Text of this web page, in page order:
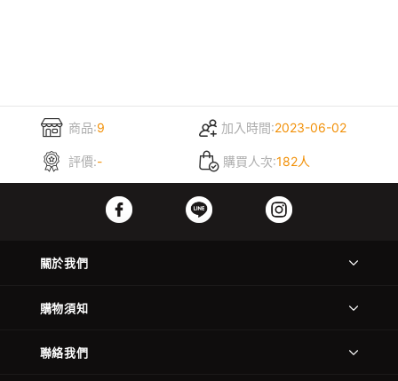
商品:9 加入時間:2023-06-02
評價:- 購買人次:182人
關於我們
購物須知
聯絡我們